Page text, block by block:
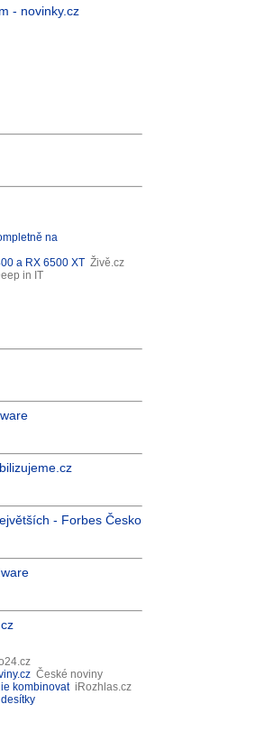
- novinky.cz
na
a RX 6500 XT Živě.cz
in IT
- Forbes Česko
České noviny
kombinovat iRozhlas.cz